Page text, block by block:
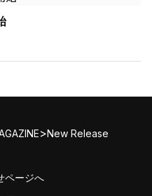
>New Release
ページへ